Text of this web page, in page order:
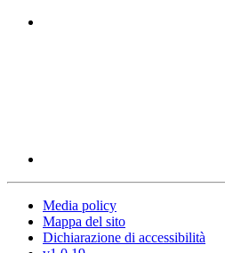
Media policy
Mappa del sito
Dichiarazione di accessibilità